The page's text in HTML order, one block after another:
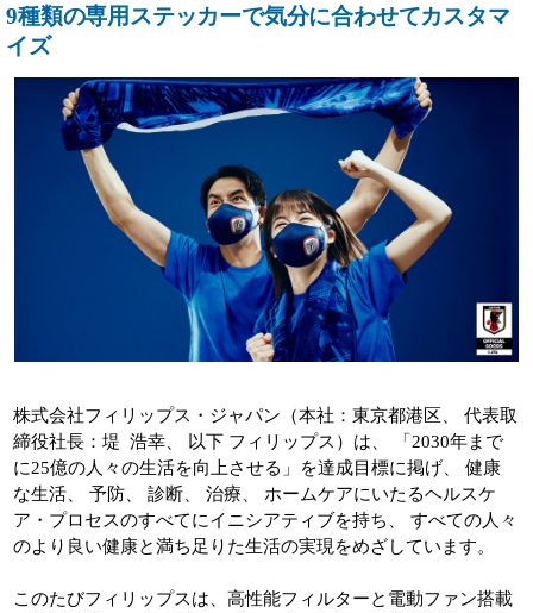
9種類の専用ステッカーで気分に合わせてカスタマ
イズ
株式会社フィリップス・ジャパン（本社：東京都港区、 代表取
締役社長：堤 浩幸、 以下 フィリップス）は、 「2030年まで
に25億の人々の生活を向上させる」を達成目標に掲げ、 健康
な生活、 予防、 診断、 治療、 ホームケアにいたるヘルスケ
ア・プロセスのすべてにイニシアティブを持ち、 すべての人々
のより良い健康と満ち足りた生活の実現をめざしています。
このたびフィリップスは、高性能フィルターと電動ファン搭載